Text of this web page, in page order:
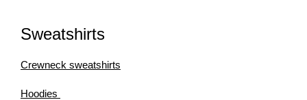
Sweatshirts
Crewneck sweatshirts
Hoodies